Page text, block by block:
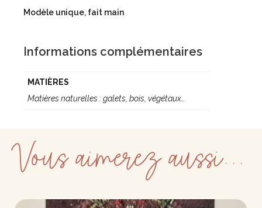
Modèle unique, fait main
Informations complémentaires
MATIÈRES
Matières naturelles : galets, bois, végétaux…
Vous aimerez aussi...